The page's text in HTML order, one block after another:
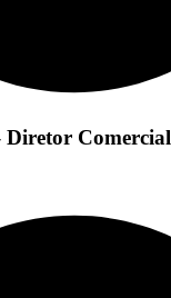
Comercial